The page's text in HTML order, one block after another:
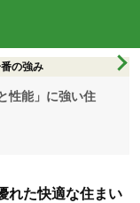
の強み
性能」に強い住
れた快適な住まい